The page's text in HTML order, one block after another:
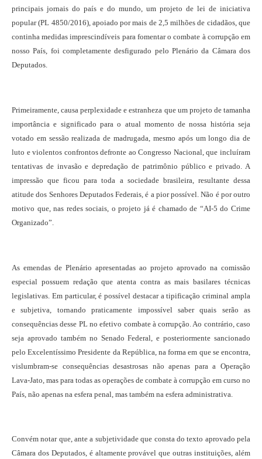
principais jornais do país e do mundo, um projeto de lei de iniciativa
popular (PL 4850/2016), apoiado por mais de 2,5 milhões de cidadãos, que
continha medidas imprescindíveis para fomentar o combate à corrupção em
nosso País, foi completamente desfigurado pelo Plenário da Câmara dos
Deputados.
Primeiramente, causa perplexidade e estranheza que um projeto de tamanha
importância e significado para o atual momento de nossa história seja
votado em sessão realizada de madrugada, mesmo após um longo dia de
luto e violentos confrontos defronte ao Congresso Nacional, que incluíram
tentativas de invasão e depredação de patrimônio público e privado. A
impressão que ficou para toda a sociedade brasileira, resultante dessa
atitude dos Senhores Deputados Federais, é a pior possível. Não é por outro
motivo que, nas redes sociais, o projeto já é chamado de “AI-5 do Crime
Organizado”.
As emendas de Plenário apresentadas ao projeto aprovado na comissão
especial possuem redação que atenta contra as mais basilares técnicas
legislativas. Em particular, é possível destacar a tipificação criminal ampla
e subjetiva, tornando praticamente impossível saber quais serão as
consequências desse PL no efetivo combate à corrupção. Ao contrário, caso
seja aprovado também no Senado Federal, e posteriormente sancionado
pelo Excelentíssimo Presidente da República, na forma em que se encontra,
vislumbram-se consequências desastrosas não apenas para a Operação
Lava-Jato, mas para todas as operações de combate à corrupção em curso no
País, não apenas na esfera penal, mas também na esfera administrativa.
Convém notar que, ante a subjetividade que consta do texto aprovado pela
Câmara dos Deputados, é altamente provável que outras instituições, além